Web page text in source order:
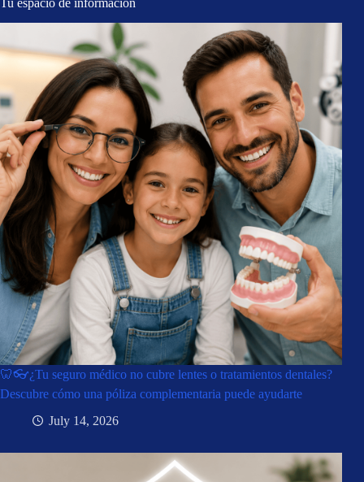
Tu espacio de información
🦷👓¿Tu seguro médico no cubre lentes o tratamientos dentales?
Descubre cómo una póliza complementaria puede ayudarte
July 14, 2026